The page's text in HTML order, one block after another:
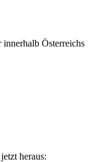
Österreichs
heraus: